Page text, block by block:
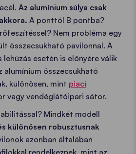
Az alumínium súlya csak
A ponttól B pontba?
Nem probléma egy
összecsukható pavilonnal. A
esetén is előnyére válik
alumínium összecsukható
különösen, mint piaci
vagy vendéglátóipari sátor.
Mindkét modell
különösen robusztusnak
azonban általában
rendelkeznek, mint az